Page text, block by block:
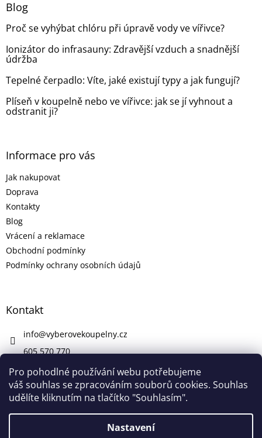
Pro pohodlné používání webu potřebujeme
váš souhlas se zpracováním souborů cookies. Souhlas
udělíte kliknutím na tlačítko "Souhlasím".
Nastavení
Blog
Proč se vyhýbat chlóru při úpravě vody ve vířivce?
Ionizátor do infrasauny: Zdravější vzduch a snadnější
údržba
Tepelné čerpadlo: Víte, jaké existují typy a jak fungují?
Plíseň v koupelně nebo ve vířivce: jak se jí vyhnout a
odstranit ji?
Informace pro vás
Jak nakupovat
Doprava
Kontakty
Blog
Vrácení a reklamace
Obchodní podmínky
Podmínky ochrany osobních údajů
Kontakt
info@vyberovekoupelny.cz
605 570 770
https://www.facebook.com/vyberovekoupelny/